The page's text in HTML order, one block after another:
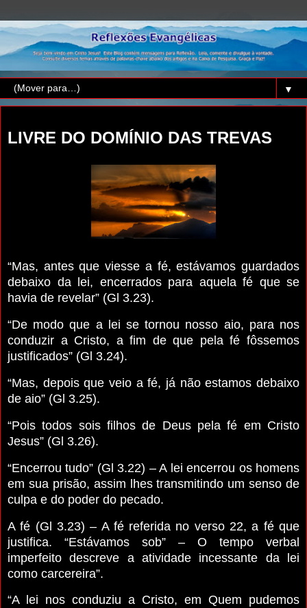
▼
LIVRE DO DOMÍNIO DAS TREVAS
“Mas, antes que viesse a fé, estávamos guardados
debaixo da lei, encerrados para aquela fé que se
havia de revelar” (Gl 3.23).
“De modo que a lei se tornou nosso aio, para nos
conduzir a Cristo, a fim de que pela fé fôssemos
justificados” (Gl 3.24).
“Mas, depois que veio a fé, já não estamos debaixo
de aio” (Gl 3.25).
“Pois todos sois filhos de Deus pela fé em Cristo
Jesus” (Gl 3.26).
“Encerrou tudo” (Gl 3.22) – A lei encerrou os homens
em sua prisão, assim lhes transmitindo um senso de
culpa e do poder do pecado.
A fé (Gl 3.23) – A fé referida no verso 22, a fé que
justifica. “Estávamos sob” – O tempo verbal
imperfeito descreve a atividade incessante da lei
como carcereira”.
“A lei nos conduziu a Cristo, em Quem pudemos